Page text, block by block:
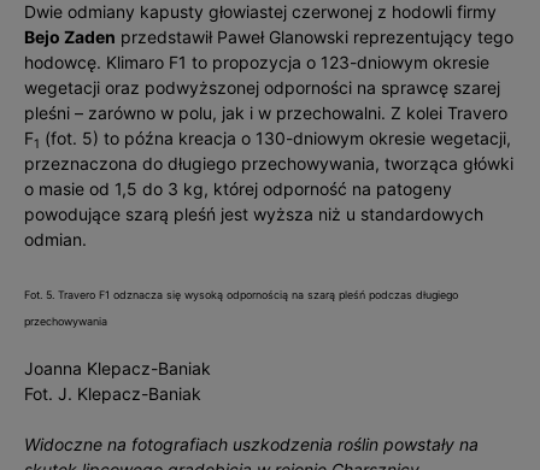
Dwie odmiany kapusty głowiastej czerwonej z hodowli firmy
Bejo Zaden przedstawił Paweł Glanowski reprezentujący tego
hodowcę. Klimaro F1 to propozycja o 123-dniowym okresie
wegetacji oraz podwyższonej odporności na sprawcę szarej
pleśni – zarówno w polu, jak i w przechowalni. Z kolei Travero
F1 (fot. 5) to późna kreacja o 130-dniowym okresie wegetacji,
przeznaczona do długiego przechowywania, tworząca główki
o masie od 1,5 do 3 kg, której odporność na patogeny
powodujące szarą pleśń jest wyższa niż u standardowych
odmian.
Fot. 5. Travero F1 odznacza się wysoką odpornością na szarą pleśń podczas długiego
przechowywania
Joanna Klepacz-Baniak
Fot. J. Klepacz-Baniak
Widoczne na fotografiach uszkodzenia roślin powstały na